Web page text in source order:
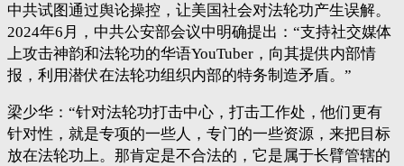
中共试图通过舆论操控，让美国社会对法轮功产生误解。
2024年6月，中共公安部会议中明确提出：“支持社交媒体
上攻击神韵和法轮功的华语YouTuber，向其提供内部情
报，利用潜伏在法轮功组织内部的特务制造矛盾。”
梁少华：“针对法轮功打击中心，打击工作处，他们更有
针对性，就是专项的一些人，专门的一些资源，来把目标
放在法轮功上。那肯定是不合法的，它是属于长臂管辖的